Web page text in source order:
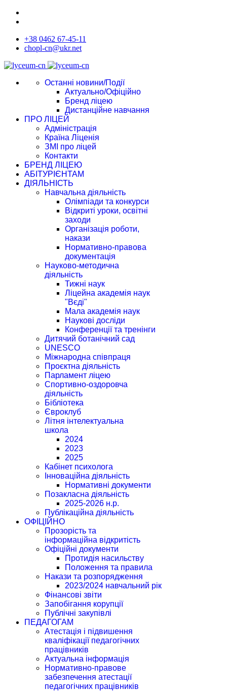
+38 0462 67-45-11
chopl-cn@ukr.net
Останні новини/Події
Актуально/Офіційно
Бренд ліцею
Дистанційне навчання
ПРО ЛІЦЕЙ
Адміністрація
Країна Ліценія
ЗМІ про ліцей
Контакти
БРЕНД ЛІЦЕЮ
АБІТУРІЄНТАМ
ДІЯЛЬНІСТЬ
Навчальна діяльність
Олімпіади та конкурси
Відкриті уроки, освітні
заходи
Організація роботи,
накази
Нормативно-правова
документація
Науково-методична
діяльність
Тижні наук
Ліцейна академія наук
"Вєді"
Мала академія наук
Наукові досліди
Конференції та тренінги
Дитячий ботанічний сад
UNESCO
Міжнародна співпраця
Проєктна діяльність
Парламент ліцею
Спортивно-оздоровча
діяльність
Бібліотека
Євроклуб
Літня інтелектуальна
школа
2024
2023
2025
Кабінет психолога
Інноваційна діяльність
Нормативні документи
Позакласна діяльність
2025-2026 н.р.
Публікаційна діяльність
ОФІЦІЙНО
Прозорість та
інформаційна відкритість
Офіційні документи
Протидія насильству
Положення та правила
Накази та розпорядження
2023/2024 навчальний рік
Фінансові звіти
Запобігання корупції
Публічні закупівлі
ПЕДАГОГАМ
Атестація і підвишення
кваліфікації педагогічних
працівників
Актуальна інформація
Нормативно-правове
забезпечення атестації
педагогічних працівників